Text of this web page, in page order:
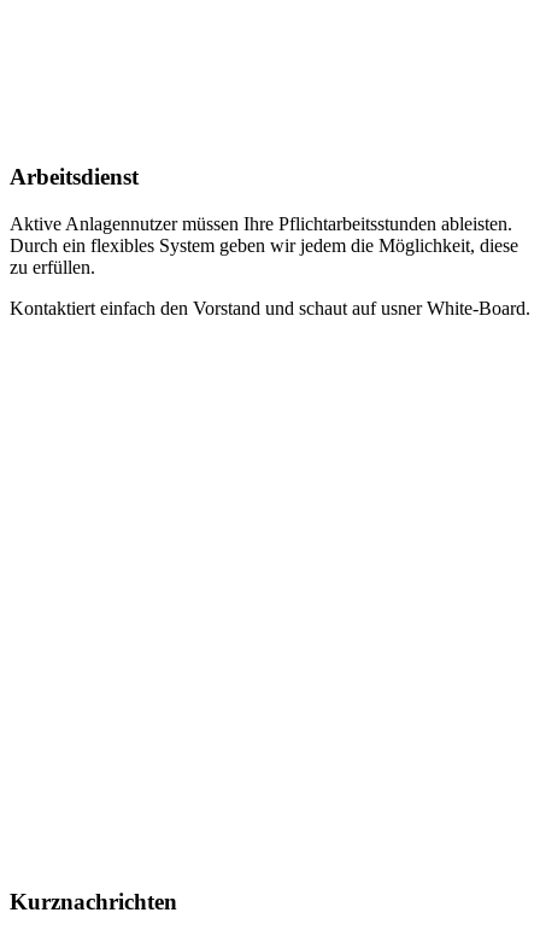
Arbeitsdienst
Aktive Anlagennutzer müssen Ihre Pflichtarbeitsstunden ableisten.
Durch ein flexibles System geben wir jedem die Möglichkeit, diese
zu erfüllen.
Kontaktiert einfach den Vorstand und schaut auf usner White-Board.
Kurznachrichten